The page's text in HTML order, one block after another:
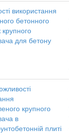
використання
бетонного
крупного
для бетону
крупного
в
плиті